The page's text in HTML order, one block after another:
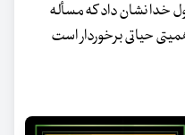
خدا نشان داد که مسأله
حیاتی برخوردار است